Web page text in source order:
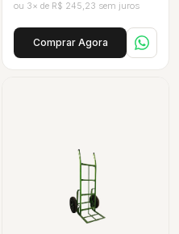
ou 3× de R$ 245,23 sem juros
Comprar Agora